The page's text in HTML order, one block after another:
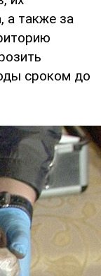
а также за
сроком до